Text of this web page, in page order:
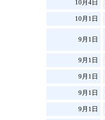
10月4日
10月1日
9月1日
9月1日
9月1日
9月1日
9月1日